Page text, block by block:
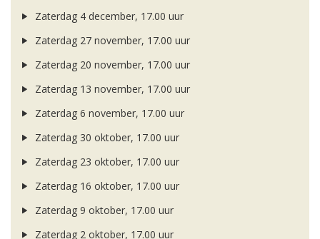
Zaterdag 4 december, 17.00 uur
Zaterdag 27 november, 17.00 uur
Zaterdag 20 november, 17.00 uur
Zaterdag 13 november, 17.00 uur
Zaterdag 6 november, 17.00 uur
Zaterdag 30 oktober, 17.00 uur
Zaterdag 23 oktober, 17.00 uur
Zaterdag 16 oktober, 17.00 uur
Zaterdag 9 oktober, 17.00 uur
Zaterdag 2 oktober, 17.00 uur